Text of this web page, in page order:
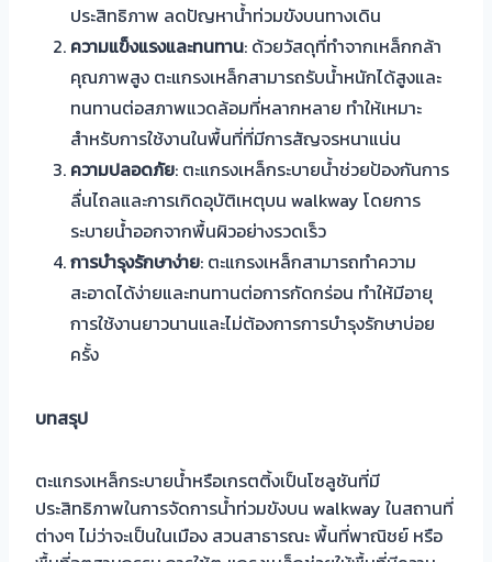
ประสิทธิภาพ ลดปัญหาน้ำท่วมขังบนทางเดิน
ความแข็งแรงและทนทาน: ด้วยวัสดุที่ทำจากเหล็กกล้า
คุณภาพสูง ตะแกรงเหล็กสามารถรับน้ำหนักได้สูงและ
ทนทานต่อสภาพแวดล้อมที่หลากหลาย ทำให้เหมาะ
สำหรับการใช้งานในพื้นที่ที่มีการสัญจรหนาแน่น
ความปลอดภัย: ตะแกรงเหล็กระบายน้ำช่วยป้องกันการ
ลื่นไถลและการเกิดอุบัติเหตุบน walkway โดยการ
ระบายน้ำออกจากพื้นผิวอย่างรวดเร็ว
การบำรุงรักษาง่าย: ตะแกรงเหล็กสามารถทำความ
สะอาดได้ง่ายและทนทานต่อการกัดกร่อน ทำให้มีอายุ
การใช้งานยาวนานและไม่ต้องการการบำรุงรักษาบ่อย
ครั้ง
บทสรุป
ตะแกรงเหล็กระบายน้ำหรือเกรตติ้งเป็นโซลูชันที่มี
ประสิทธิภาพในการจัดการน้ำท่วมขังบน walkway ในสถานที่
ต่างๆ ไม่ว่าจะเป็นในเมือง สวนสาธารณะ พื้นที่พาณิชย์ หรือ